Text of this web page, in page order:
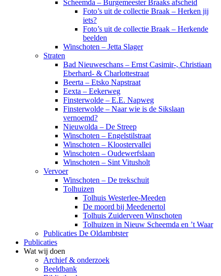
Scheemda – Burgemeester Braaks afscheid
Foto’s uit de collectie Braak – Herken jij
iets?
Foto’s uit de collectie Braak – Herkende
beelden
Winschoten – Jetta Slager
Straten
Bad Nieuweschans – Ernst Casimir-, Christiaan
Eberhard- & Charlottestraat
Beerta – Etsko Napstraat
Eexta – Eekerweg
Finsterwolde – E.E. Napweg
Finsterwolde – Naar wie is de Sikslaan
vernoemd?
Nieuwolda – De Streep
Winschoten – Engelstilstraat
Winschoten – Kloostervallei
Winschoten – Oudewerfslaan
Winschoten – Sint Vitusholt
Vervoer
Winschoten – De trekschuit
Tolhuizen
Tolhuis Westerlee-Meeden
De moord bij Meedenertol
Tolhuis Zuiderveen Winschoten
Tolhuizen in Nieuw Scheemda en ’t Waar
Publicaties De Oldambtster
Publicaties
Wat wij doen
Archief & onderzoek
Beeldbank